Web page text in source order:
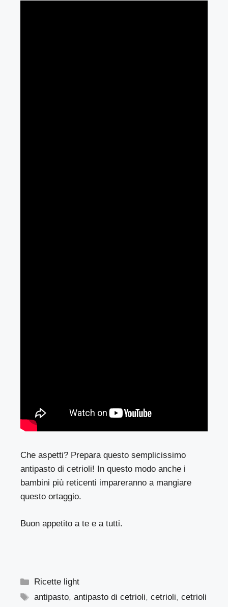
Che aspetti? Prepara questo semplicissimo
antipasto di cetrioli! In questo modo anche i
bambini più reticenti impareranno a mangiare
questo ortaggio.
Buon appetito a te e a tutti.
Categorie
Ricette light
Tag
antipasto,antipasto di cetrioli,cetrioli,cetrioli